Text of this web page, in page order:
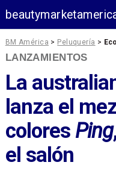
BM América > Peluquería >
LANZAMIENTOS
La
lanza el
colores Ping
el salón